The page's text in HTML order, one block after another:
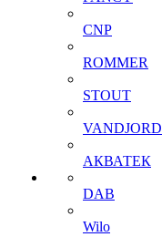
CNP
ROMMER
STOUT
VANDJORD
АКВАТЕК
DAB
Wilo